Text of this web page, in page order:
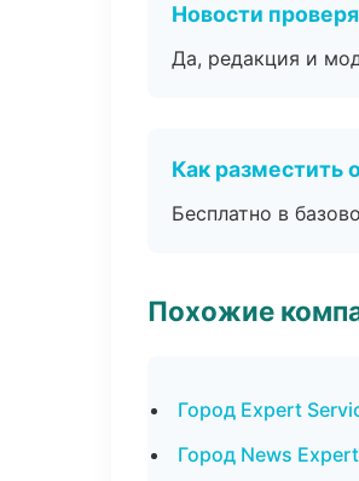
Новости
Да, редакция и
Как разместить
Бесплатно в
Похожие
Город Expert
Город News